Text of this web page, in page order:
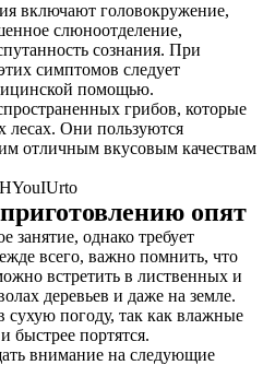
включают головокружение,
слюноотделение,
сознания. При
симптомов следует
помощью.
грибов, которые
лесах. Они пользуются
отличным вкусовым качествам
опят
занятие, однако требует
всего, важно помнить, что
встретить в лиственных и
деревьев и даже на земле.
сухую погоду, так как влажные
быстрее портятся.
внимание на следующие